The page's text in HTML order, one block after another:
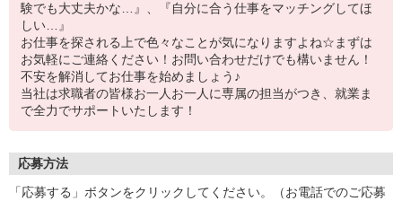
験でも大丈夫かな…』、『自分に合う仕事をマッチングしてほ
しい…』
お仕事を探される上で色々なことが気になりますよね☆まずは
お気軽にご連絡ください！お問い合わせだけでも構いません！
不安を解消してお仕事を始めましょう♪
当社は求職者の皆様お一人お一人に専属の担当がつき、就業ま
で全力でサポートいたします！
応募方法
「応募する」ボタンをクリックしてください。（お電話でのご応募